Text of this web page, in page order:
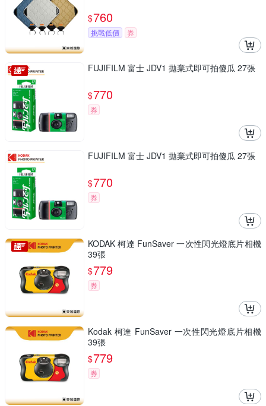
$760
挑戰低價 券
FUJIFILM 富士 JDV1 拋棄式即可拍傻瓜 27張
$770
券
FUJIFILM 富士 JDV1 拋棄式即可拍傻瓜 27張
$770
券
KODAK 柯達 FunSaver 一次性閃光燈底片相機
39張
$779
券
Kodak 柯達 FunSaver 一次性閃光燈底片相機
39張
$779
券